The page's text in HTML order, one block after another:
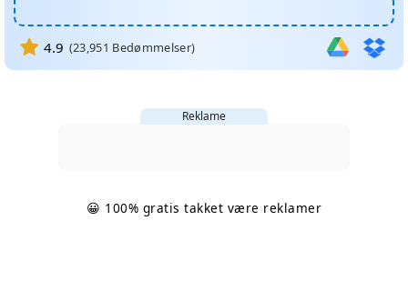
4.9 (23,951 Bedømmelser)
Reklame
😀 100% gratis takket være reklamer